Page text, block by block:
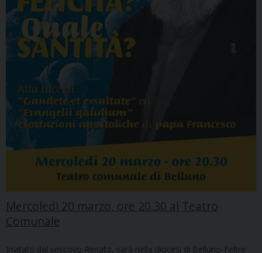
Mercoledì 20 marzo, ore 20.30 al Teatro
Comunale
Invitato dal vescovo Renato, sarà nella diocesi di Belluno-Feltre